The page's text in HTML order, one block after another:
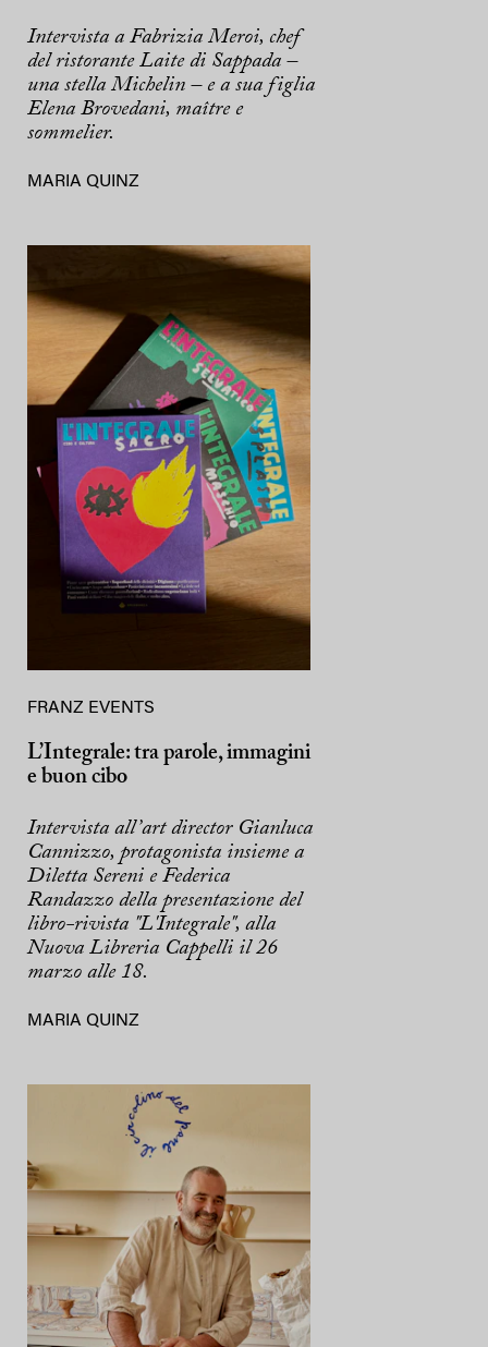
Intervista a Fabrizia Meroi, chef
del ristorante Laite di Sappada –
una stella Michelin – e a sua figlia
Elena Brovedani, maître e
sommelier.
MARIA QUINZ
FRANZ EVENTS
L’Integrale: tra parole, immagini
e buon cibo
Intervista all’art director Gianluca
Cannizzo, protagonista insieme a
Diletta Sereni e Federica
Randazzo della presentazione del
libro-rivista "L'Integrale", alla
Nuova Libreria Cappelli il 26
marzo alle 18.
MARIA QUINZ